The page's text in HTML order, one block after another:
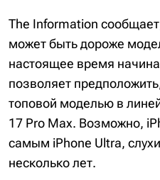
The Information
может быть дороже
настоящее время
позволяет
топовой моделью в
17 Pro Max. Возможно,
самым iPhone Ultra,
несколько лет.